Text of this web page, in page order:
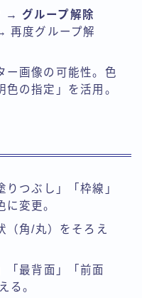
→ グループ解除
再度グループ解
ー画像の可能性。色
の指定」を活用。
りつぶし」「枠線」
変更。
（角/丸）をそろえ
「最背面」「前面
る。